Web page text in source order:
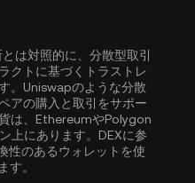
は対照的に、分散型取引
クトに基づくトラストレ
。Uniswapのような分散
アの購入と取引をサポー
は、 EthereumやPolygon
上にあります。DEXに参
性のあるウォレットを使
す。